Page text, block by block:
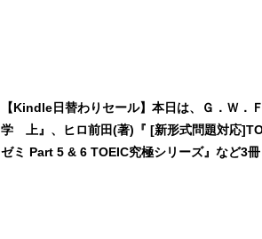
【Kindle日替わりセール】本日は、Ｇ．Ｗ．
学 上』、ヒロ前田(著)『 [新形式問題対応
ゼミ Part 5 & 6 TOEIC究極シリーズ』など3